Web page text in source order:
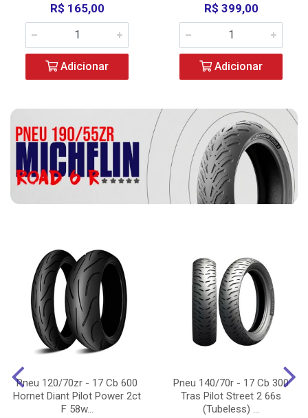
R$ 165,00
Adicionar
R$ 399,00
Adicionar
Pneu 120/70zr - 17 Cb 600
Hornet Diant Pilot Power 2ct
F 58w...
Pneu 140/70r - 17 Cb 300
Tras Pilot Street 2 66s
(Tubeless) ...